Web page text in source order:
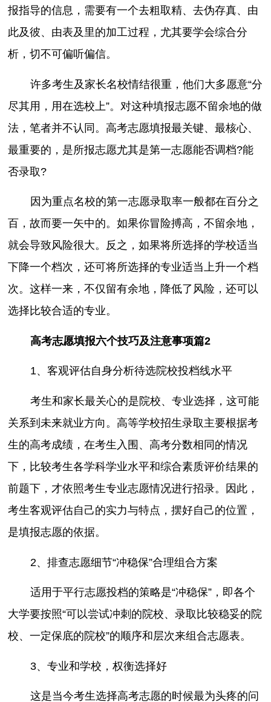
报指导的信息，需要有一个去粗取精、去伪存真、由
此及彼、由表及里的加工过程，尤其要学会综合分
析，切不可偏听偏信。
许多考生及家长名校情结很重，他们大多愿意“分
尽其用，用在选校上”。对这种填报志愿不留余地的做
法，笔者并不认同。高考志愿填报最关键、最核心、
最重要的，是所报志愿尤其是第一志愿能否调档?能
否录取?
因为重点名校的第一志愿录取率一般都在百分之
百，故而要一矢中的。如果你冒险搏高，不留余地，
就会导致风险很大。反之，如果将所选择的学校适当
下降一个档次，还可将所选择的专业适当上升一个档
次。这样一来，不仅留有余地，降低了风险，还可以
选择比较合适的专业。
高考志愿填报六个技巧及注意事项篇2
1、客观评估自身分析待选院校投档线水平
考生和家长最关心的是院校、专业选择，这可能
关系到未来就业方向。高等学校招生录取主要根据考
生的高考成绩，在考生入围、高考分数相同的情况
下，比较考生各学科学业水平和综合素质评价结果的
前题下，才依照考生专业志愿情况进行招录。因此，
考生客观评估自己的实力与特点，摆好自己的位置，
是填报志愿的依据。
2、排查志愿细节“冲稳保”合理组合方案
适用于平行志愿投档的策略是“冲稳保”，即各个
大学要按照“可以尝试冲刺的院校、录取比较稳妥的院
校、一定保底的院校”的顺序和层次来组合志愿表。
3、专业和学校，权衡选择好
这是当今考生选择高考志愿的时候最为头疼的问